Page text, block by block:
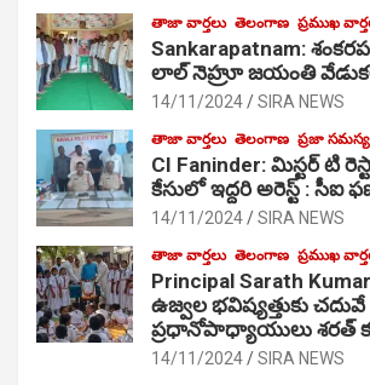
తాజా వార్తలు తెలంగాణ ప్రముఖ
Sankarapatnam:
లాల్ నెహ్రూ జయంతి
14/11/2024 SIRA NEWS
తాజా వార్తలు తెలంగాణ ప్రజా
CI Faninder: మిస్టర్ టి
కేసులో ఇద్దరి అరెస్ట్ : సీఐ
14/11/2024 SIRA NEWS
తాజా వార్తలు తెలంగాణ ప్రముఖ
Principal Sarath Kumar
ఉజ్వల భవిష్యత్తుకు
ప్రధానోపాధ్యాయులు
14/11/2024 SIRA NEWS